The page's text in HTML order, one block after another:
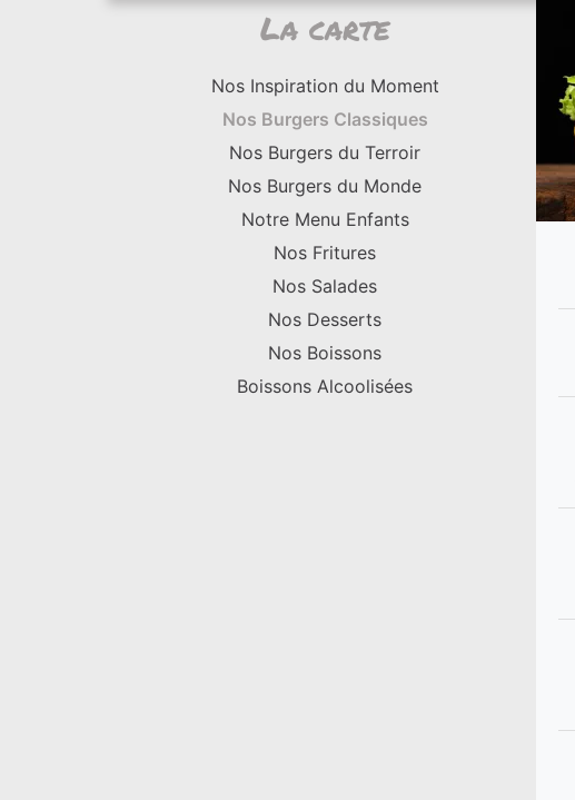
La carte
Nos Inspiration du Moment
Nos Burgers Classiques
Nos Burgers du Terroir
Nos Burgers du Monde
Notre Menu Enfants
Nos Fritures
Nos Salades
Nos Desserts
Nos Boissons
Boissons Alcoolisées